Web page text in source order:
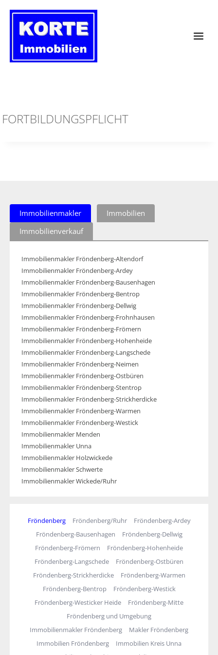
Inhalt
springen
FORTBILDUNGSPFLICHT
Immobilienmakler
Immobilien
Immobilienverkauf
Immobilienmakler Fröndenberg-Altendorf
Immobilienmakler Fröndenberg-Ardey
Immobilienmakler Fröndenberg-Bausenhagen
Immobilienmakler Fröndenberg-Bentrop
Immobilienmakler Fröndenberg-Dellwig
Immobilienmakler Fröndenberg-Frohnhausen
Immobilienmakler Fröndenberg-Frömern
Immobilienmakler Fröndenberg-Hohenheide
Immobilienmakler Fröndenberg-Langschede
Immobilienmakler Fröndenberg-Neimen
Immobilienmakler Fröndenberg-Ostbüren
Immobilienmakler Fröndenberg-Stentrop
Immobilienmakler Fröndenberg-Strickherdicke
Immobilienmakler Fröndenberg-Warmen
Immobilienmakler Fröndenberg-Westick
Immobilienmakler Menden
Immobilienmakler Unna
Immobilienmakler Holzwickede
Immobilienmakler Schwerte
Immobilienmakler Wickede/Ruhr
Fröndenberg Fröndenberg/Ruhr
Fröndenberg-Ardey
Fröndenberg-Bausenhagen
Fröndenberg-Dellwig
Fröndenberg-Frömern
Fröndenberg-Hohenheide
Fröndenberg-Langschede
Fröndenberg-Ostbüren
Fröndenberg-Strickherdicke
Fröndenberg-Warmen
Fröndenberg-Bentrop
Fröndenberg-Westick
Fröndenberg-Westicker Heide
Fröndenberg-Mitte
Fröndenberg und Umgebung
Immobilienmakler Fröndenberg
Makler Fröndenberg
Immobilien Fröndenberg
Immobilien Kreis Unna